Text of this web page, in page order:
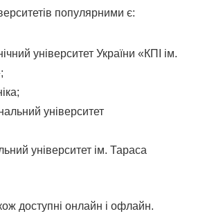
популярними є:
університет України «КПІ ім.
університет
університет ім. Тараса
доступні онлайн і офлайн.